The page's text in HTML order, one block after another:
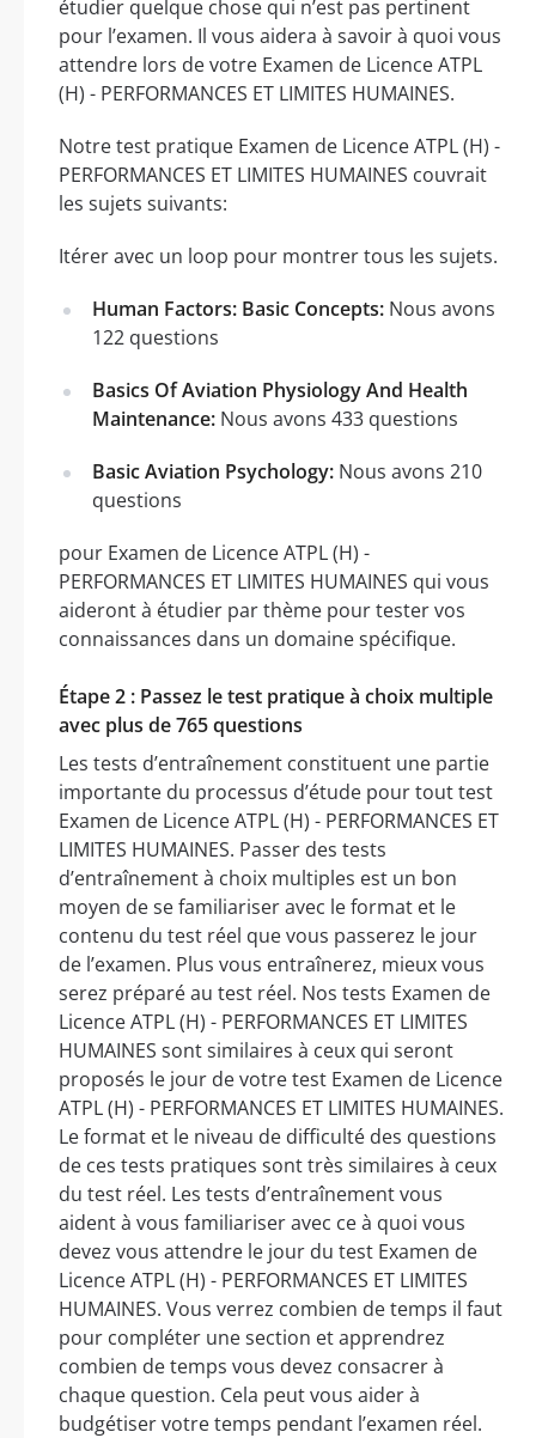
étudier quelque chose qui n’est pas pertinent
pour l’examen. Il vous aidera à savoir à quoi vous
attendre lors de votre Examen de Licence ATPL
(H) - PERFORMANCES ET LIMITES HUMAINES.
Notre test pratique Examen de Licence ATPL (H) -
PERFORMANCES ET LIMITES HUMAINES couvrait
les sujets suivants:
Itérer avec un loop pour montrer tous les sujets.
Human Factors: Basic Concepts: Nous avons
122 questions
Basics Of Aviation Physiology And Health
Maintenance: Nous avons 433 questions
Basic Aviation Psychology: Nous avons 210
questions
pour Examen de Licence ATPL (H) -
PERFORMANCES ET LIMITES HUMAINES qui vous
aideront à étudier par thème pour tester vos
connaissances dans un domaine spécifique.
Étape 2 : Passez le test pratique à choix multiple
avec plus de 765 questions
Les tests d’entraînement constituent une partie
importante du processus d’étude pour tout test
Examen de Licence ATPL (H) - PERFORMANCES ET
LIMITES HUMAINES. Passer des tests
d’entraînement à choix multiples est un bon
moyen de se familiariser avec le format et le
contenu du test réel que vous passerez le jour
de l’examen. Plus vous entraînerez, mieux vous
serez préparé au test réel. Nos tests Examen de
Licence ATPL (H) - PERFORMANCES ET LIMITES
HUMAINES sont similaires à ceux qui seront
proposés le jour de votre test Examen de Licence
ATPL (H) - PERFORMANCES ET LIMITES HUMAINES.
Le format et le niveau de difficulté des questions
de ces tests pratiques sont très similaires à ceux
du test réel. Les tests d’entraînement vous
aident à vous familiariser avec ce à quoi vous
devez vous attendre le jour du test Examen de
Licence ATPL (H) - PERFORMANCES ET LIMITES
HUMAINES. Vous verrez combien de temps il faut
pour compléter une section et apprendrez
combien de temps vous devez consacrer à
chaque question. Cela peut vous aider à
budgétiser votre temps pendant l’examen réel.